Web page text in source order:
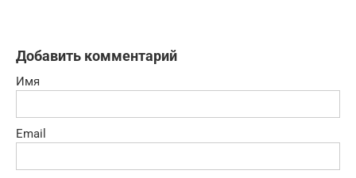
Добавить комментарий
Имя
Email